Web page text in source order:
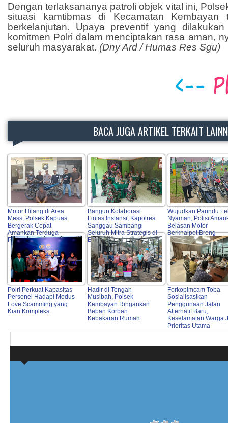
Dengan terlaksananya patroli objek vital ini,
situasi kamtibmas di Kecamatan Kembayan
berkelanjutan. Upaya preventif yang
komitmen Polri dalam menciptakan rasa aman,
seluruh masyarakat. (Dny Ard / Humas Res Sgu)
BACA JUGA ARTIKEL TERKAIT
Motor Hilang di Area
Mess, Polsek Kapuas
Bergerak Cepat
Amankan Terduga
Pelaku
Bangun Kolaborasi
Lintas Instansi, Kapolres
Sanggau Sambangi
Seluruh Mitra Strategis di
Entikong
Wujudkan Parindu
Nyaman, Polisi
Belasan Motor
Berknalpot Brong
Polri Perkuat Kapasitas
Personel Hadapi Modus
Love Scamming yang
Kian Kompleks
Hadir di Tengah
Musibah, Polsek
Kembayan Ringankan
Beban Korban
Kebakaran Rumah
Forkopimcam Toba
Sosialisasikan
Penggunaan Jalan
Alternatif Baru,
Keselamatan Warga
Prioritas Utama